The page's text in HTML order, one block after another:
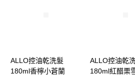
任。
４．使用「AFTEE先享後付」時，將依據個
每筆NT$100，滿NT$790(含以上)免運費
ALLO控油乾洗髮
180ml香檸小蒼蘭
ALLO控油乾
180ml紅醋栗